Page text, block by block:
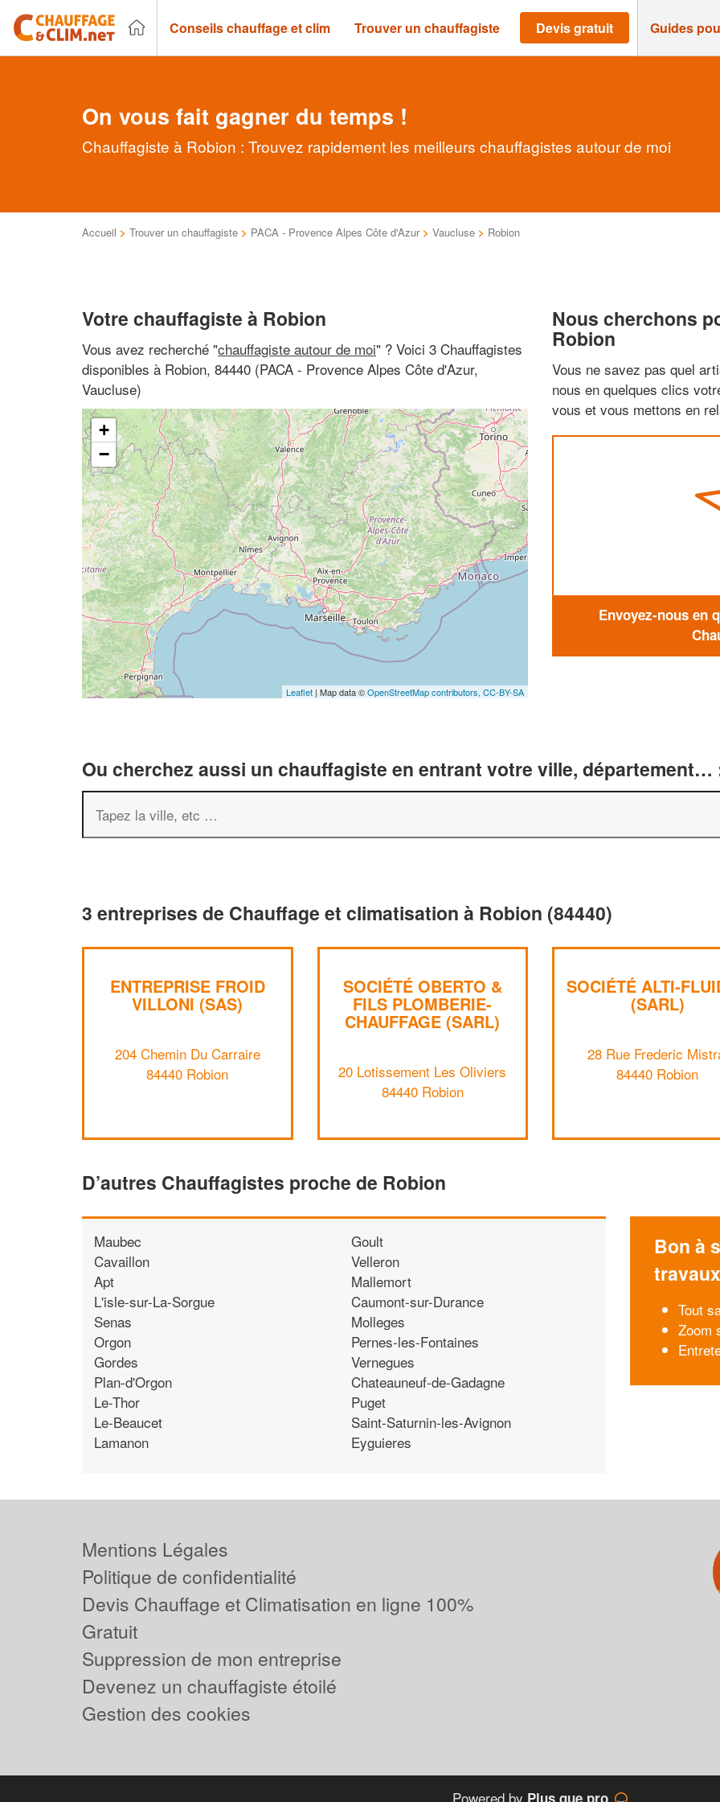
Conseils chauffage et clim Trouver un chauffagiste Devis gratuit Guides
On vous fait gagner du temps !
Chauffagiste à Robion : Trouvez rapidement les meilleurs chauffagistes autour de moi
Accueil > Trouver un chauffagiste > PACA - Provence Alpes Côte d'Azur > Vaucluse > Robion
Votre chauffagiste à Robion
Vous avez recherché "chauffagiste autour de moi" ? Voici 3 Chauffagistes
disponibles à Robion, 84440 (PACA - Provence Alpes Côte d'Azur,
Vaucluse)
+
−
Leaflet | Map data ©OpenStreetMap contributors, CC-BY-SA
Nous cherchons
Robion
Vous ne savez pas quel
nous en quelques clics
vous et vous mettons en
Envoyez-nous en
Ou cherchez aussi un chauffagiste en entrant votre ville, département…
3 entreprises de Chauffage et climatisation à Robion (84440)
ENTREPRISE FROID
VILLONI (SAS)
204 Chemin Du Carraire
84440 Robion
SOCIÉTÉ OBERTO &
FILS PLOMBERIE-
CHAUFFAGE (SARL)
20 Lotissement Les Oliviers
84440 Robion
SOCIÉTÉ ALTI-
(SARL)
28 Rue Frederic
84440 Robion
D’autres Chauffagistes proche de Robion
Maubec
Cavaillon
Apt
L'isle-sur-La-Sorgue
Senas
Orgon
Gordes
Plan-d'Orgon
Le-Thor
Le-Beaucet
Lamanon
Goult
Velleron
Mallemort
Caumont-sur-Durance
Molleges
Pernes-les-Fontaines
Vernegues
Chateauneuf-de-Gadagne
Puget
Saint-Saturnin-les-Avignon
Eyguieres
Bon à
travaux
Tout
Zoom
Mentions Légales
Politique de confidentialité
Devis Chauffage et Climatisation en ligne 100%
Gratuit
Suppression de mon entreprise
Devenez un chauffagiste étoilé
Gestion des cookies
Powered by Plus que pro